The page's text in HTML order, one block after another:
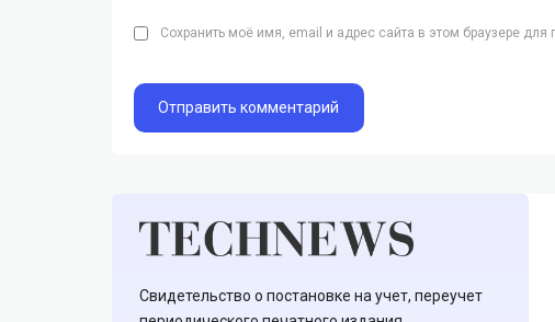
Сохранить моё имя, email и адрес сайта в этом браузере
Свидетельство о постановке на учет, переучет